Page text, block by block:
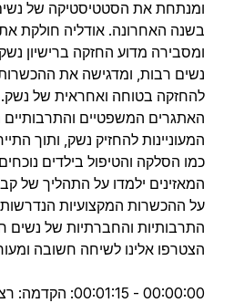
ומנתחת את הסטטיסטיקה של
בשנה האחרונה. אודליה חולקת
ומסבירה מדוע החזקה ברישיון
נשים רבות, ומדגישה את
להחזקה בטוחה ואחראית של
האתגרים המשפטיים והתרבותיים
המעוניינות להחזיק נשק, ותוך
כמו הסלקה והטיפול בילדים
המאזינים ילמדו על התהליך של
על ההכשרות המקצועיות
התרבותיות והחברתיות של נשים
הצטרפו אלינו לשיחה חשובה
00:00:00 -